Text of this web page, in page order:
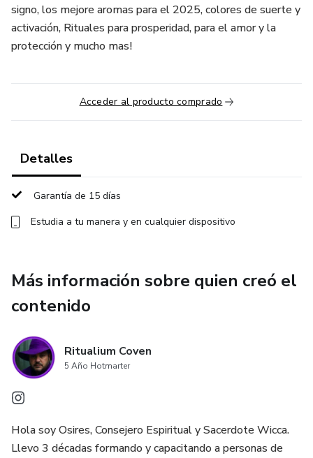
signo, los mejore aromas para el 2025, colores de suerte y
activación, Rituales para prosperidad, para el amor y la
protección y mucho mas!
Acceder al producto comprado
Detalles
Garantía de 15 días
Estudia a tu manera y en cualquier dispositivo
Más información sobre quien creó el
contenido
Ritualium Coven
5 Año Hotmarter
Hola soy Osires, Consejero Espiritual y Sacerdote Wicca.
Llevo 3 décadas formando y capacitando a personas de